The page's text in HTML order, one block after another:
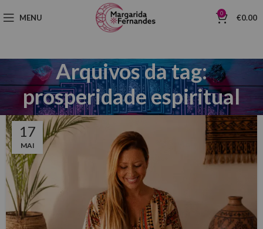
MENU 0 €0.00
Arquivos da tag:
prosperidade espiritual
17
MAI